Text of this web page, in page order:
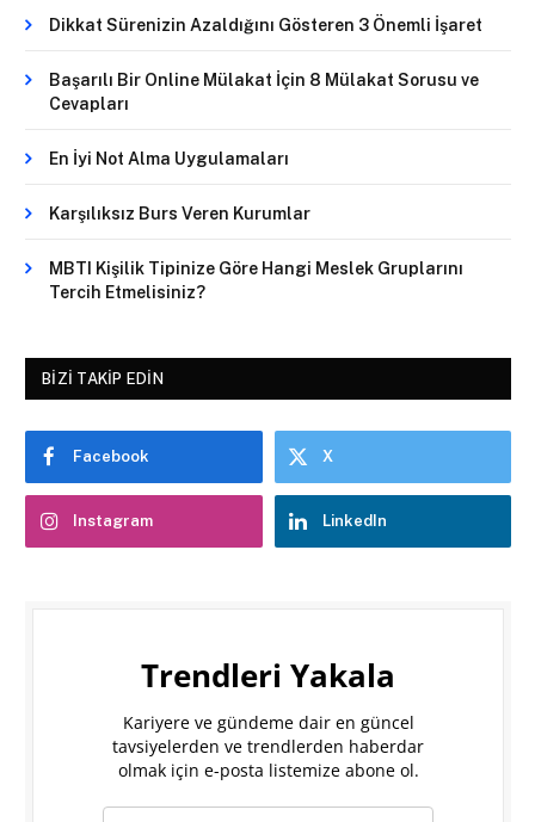
Dikkat Sürenizin Azaldığını Gösteren 3 Önemli İşaret
Başarılı Bir Online Mülakat İçin 8 Mülakat Sorusu ve
Cevapları
En İyi Not Alma Uygulamaları
Karşılıksız Burs Veren Kurumlar
MBTI Kişilik Tipinize Göre Hangi Meslek Gruplarını
Tercih Etmelisiniz?
BIZI TAKIP EDIN
Facebook X
Instagram LinkedIn
Trendleri Yakala
Kariyere ve gündeme dair en güncel
tavsiyelerden ve trendlerden haberdar
olmak için e-posta listemize abone ol.